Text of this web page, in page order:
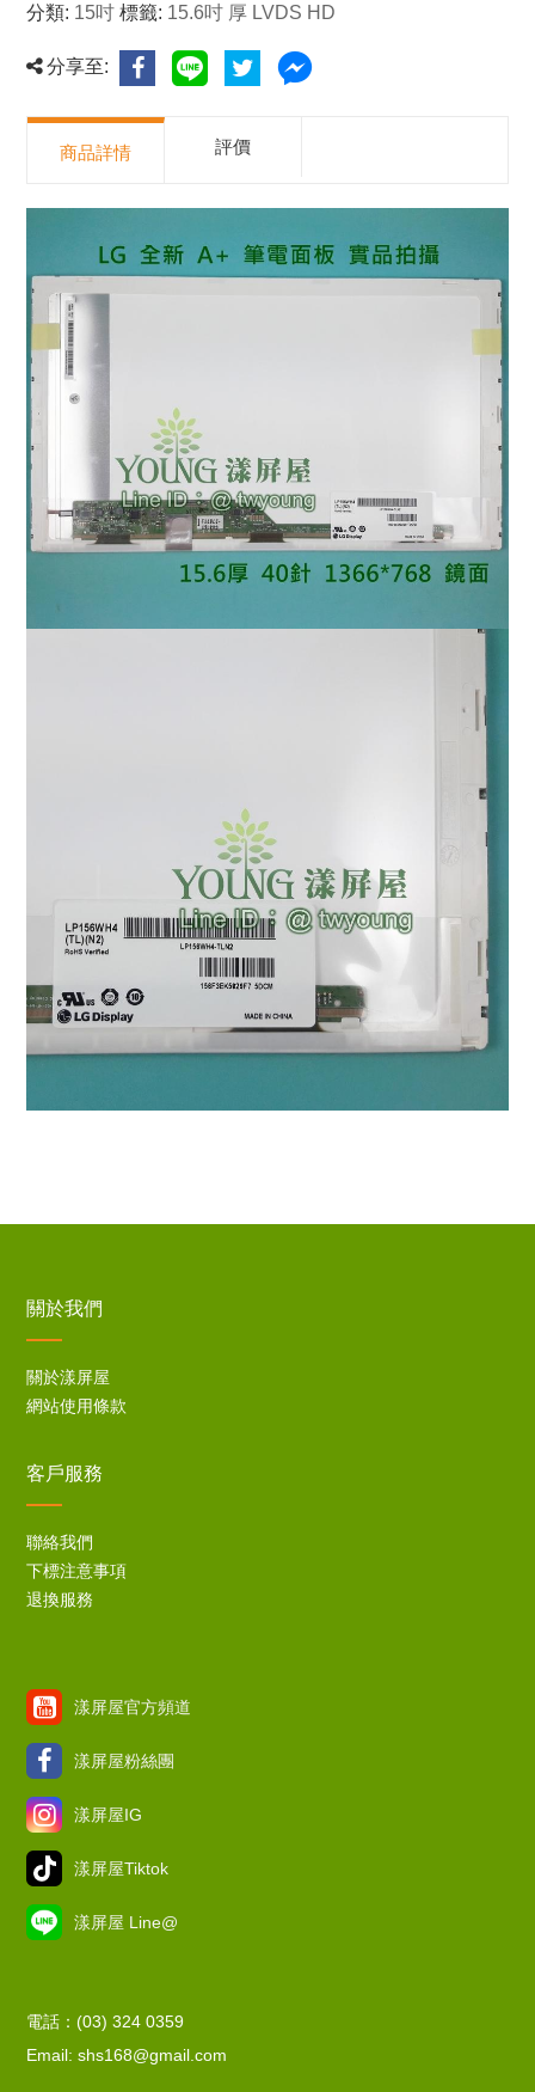
分類: 15吋 標籤: 15.6吋 厚 LVDS HD
分享至:
商品詳情 評價
關於我們
關於漾屏屋
網站使用條款
客戶服務
聯絡我們
下標注意事項
退換服務
漾屏屋官方頻道
漾屏屋粉絲團
漾屏屋IG
漾屏屋Tiktok
漾屏屋 Line@
電話：(03) 324 0359
Email: shs168@gmail.com